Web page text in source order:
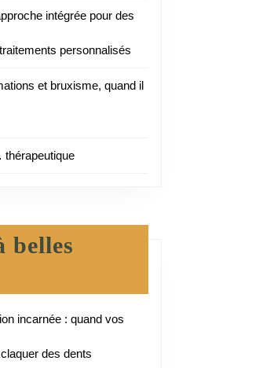
intégrée pour des
personnalisés
et bruxisme, quand il
belles
incarnée : quand vos
des dents